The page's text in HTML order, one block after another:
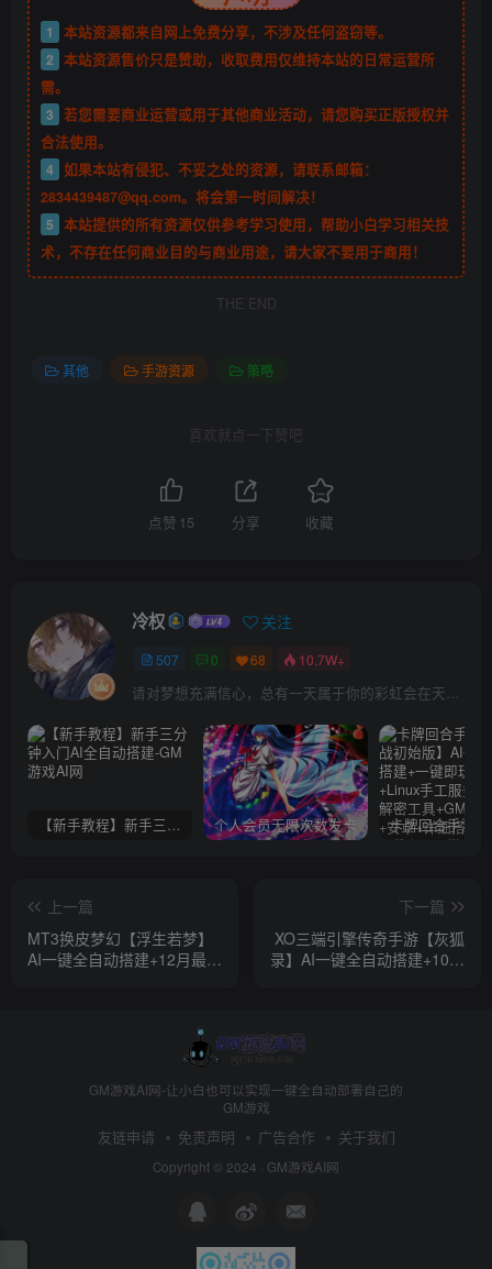
1
本站资源都来自网上免费分享，不涉及任何盗窃等。
2 本站资源售价只是赞助，收取费用仅维持本站的日常运营所
需。
3 若您需要商业运营或用于其他商业活动，请您购买正版授权并
合法使用。
4 如果本站有侵犯、不妥之处的资源，请联系邮箱：
2834439487@qq.com。将会第一时间解决！
5 本站提供的所有资源仅供参考学习使用，帮助小白学习相关技
术，不存在任何商业目的与商业用途，请大家不要用于商用！
THE END
其他 手游资源 策略
喜欢就点一下赞吧
点赞 15 分享 收藏
冷权 关注
507 0 68 10.7W+
请对梦想充满信心，总有一天属于你的彩虹会在天空微笑
【新手教程】新手三分钟入门AI全自动搭建 个人会员无限次数发卡
上一篇
MT3换皮梦幻【浮生若梦】
AI一键全自动搭建+12月最新
下一篇
XO三端引擎传奇手游【灰狐
录】AI一键全自动搭建+10月
GM游戏AI网-让小白也可以实现一键全自动部署自己的
GM游戏
友链申请 免责声明 广告合作 关于我们
Copyright © 2024 · GM游戏AI网